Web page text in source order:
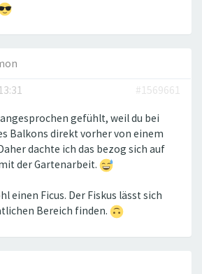
#1569661
gefühlt, weil du bei
Balkons direkt vorher von einem
dachte ich das bezog sich auf
der Gartenarbeit.
einen Ficus. Der Fiskus lässt sich
Bereich finden.